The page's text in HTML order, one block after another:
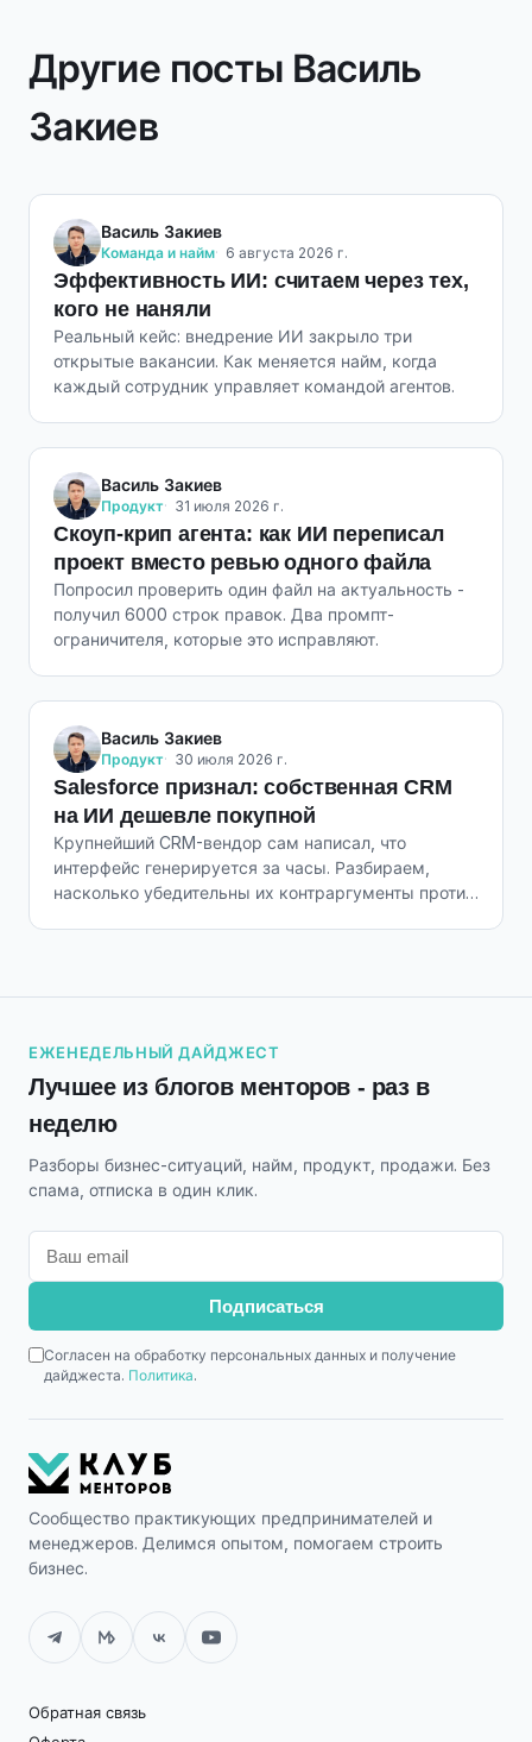
Другие посты Василь
Закиев
Василь Закиев
Команда и найм 6 августа 2026 г.
Эффективность ИИ: считаем через тех,
кого не наняли
Реальный кейс: внедрение ИИ закрыло три
открытые вакансии. Как меняется найм, когда
каждый сотрудник управляет командой агентов.
Василь Закиев
Продукт 31 июля 2026 г.
Скоуп-крип агента: как ИИ переписал
проект вместо ревью одного файла
Попросил проверить один файл на актуальность -
получил 6000 строк правок. Два промпт-
ограничителя, которые это исправляют.
Василь Закиев
Продукт 30 июля 2026 г.
Salesforce признал: собственная CRM
на ИИ дешевле покупной
Крупнейший CRM-вендор сам написал, что
интерфейс генерируется за часы. Разбираем,
насколько убедительны их контраргументы против
ЕЖЕНЕДЕЛЬНЫЙ ДАЙДЖЕСТ
Лучшее из блогов менторов - раз в
неделю
Разборы бизнес-ситуаций, найм, продукт, продажи. Без
спама, отписка в один клик.
Подписаться
Согласен на обработку персональных данных и получение
дайджеста. Политика.
Сообщество практикующих предпринимателей и
менеджеров. Делимся опытом, помогаем строить
бизнес.
Обратная связь